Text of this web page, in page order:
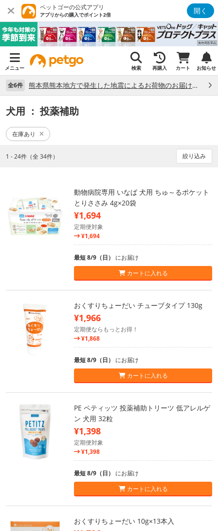
ペットゴーの公式アプリ
アプリからの購入でポイント2倍 開く
メニュー 検索 再購入 カート お知らせ
全6件 熊本県熊本地方で発生した地震によるお荷物のお届け状況について （7/28）
犬用 ： 投薬補助
在庫あり
1 - 24件（全 34件） 絞り込み
動物病院専用 いなば 犬用 ちゅ～るポケット
とりささみ 4g×20袋
¥1,694
定期便対象
¥1,694
最短 8/9（日） にお届け
カートに入れる
おくすりちょーだい チューブタイプ 130g
¥1,966
定期便ならもっとお得！
¥1,868
最短 8/9（日） にお届け
カートに入れる
PE ペティッツ 投薬補助トリーツ 低アレルゲ
ン 犬用 32粒
¥1,398
定期便対象
¥1,398
最短 8/9（日） にお届け
カートに入れる
おくすりちょーだい 10g×13本入